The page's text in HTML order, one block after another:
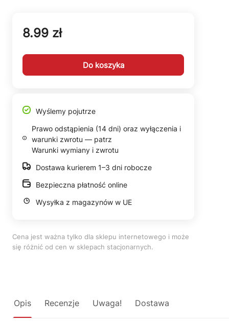
8.99 zł
Do koszyka
Wyślemy pojutrze
Prawo odstąpienia (14 dni) oraz wyłączenia i
warunki zwrotu — patrz
Warunki wymiany i zwrotu
Dostawa kurierem 1–3 dni robocze
Bezpieczna płatność online
Wysyłka z magazynów w UE
Cena jest ważna tylko dla sklepu internetowego i może
się różnić od cen w sklepach stacjonarnych.
Opis Recenzje Uwaga! Dostawa